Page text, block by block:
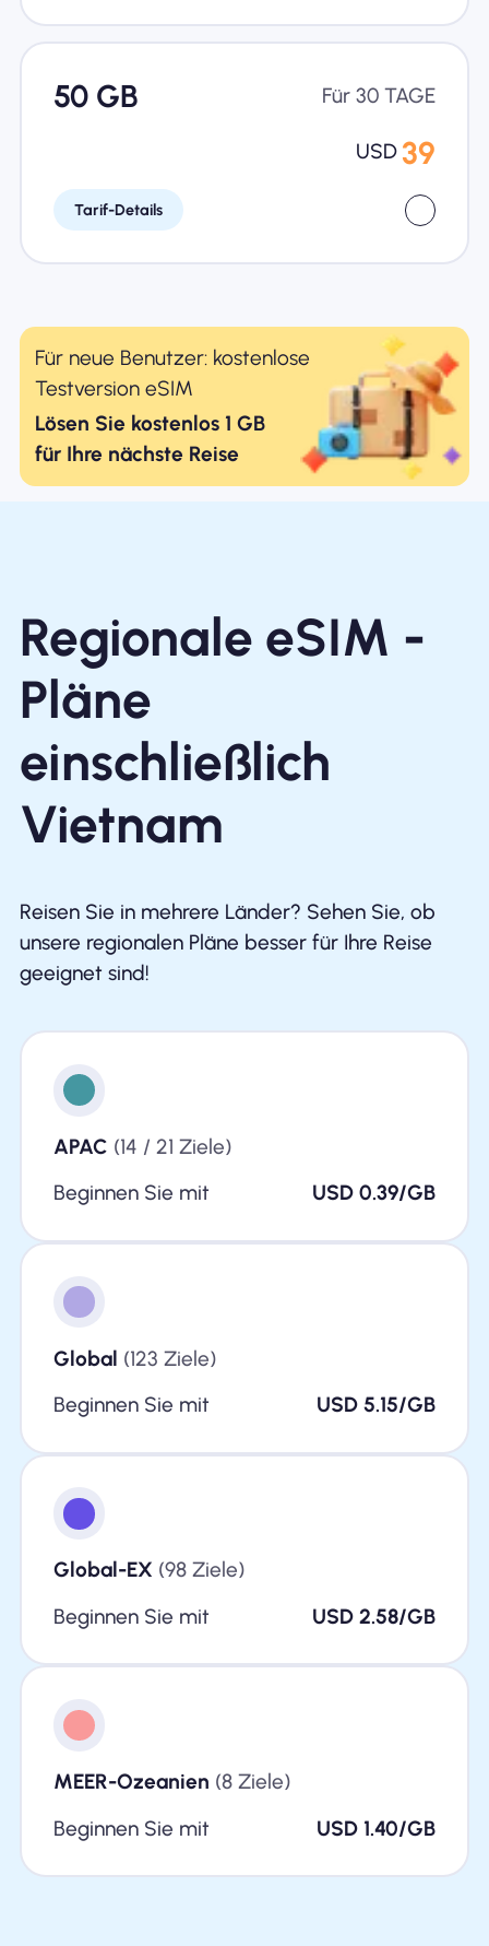
50 GB Für 30 TAGE
USD 39
Tarif-Details
Für neue Benutzer: kostenlose
Testversion eSIM
Lösen Sie kostenlos 1 GB
für Ihre nächste Reise
Regionale eSIM -
Pläne
einschließlich
Vietnam
Reisen Sie in mehrere Länder? Sehen Sie, ob
unsere regionalen Pläne besser für Ihre Reise
geeignet sind!
APAC (14 / 21 Ziele)
Beginnen Sie mit
USD 0.39/GB
Global (123 Ziele)
Beginnen Sie mit
USD 5.15/GB
Global-EX (98 Ziele)
Beginnen Sie mit
USD 2.58/GB
MEER-Ozeanien (8 Ziele)
Beginnen Sie mit
USD 1.40/GB